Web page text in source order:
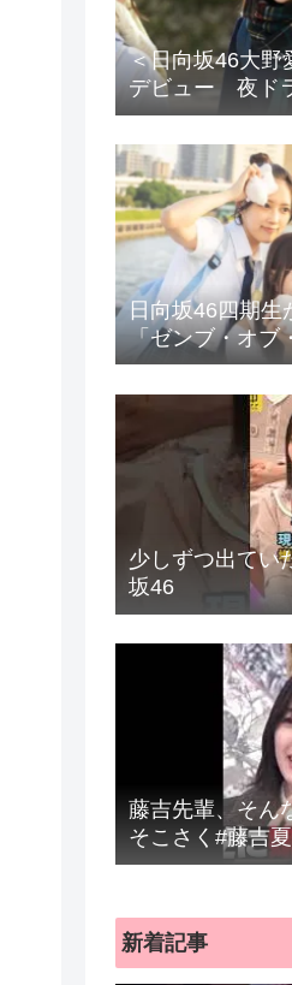
＜日向坂46大野
デビュー 夜ド
登場に「かわい
技上手じゃん！
日向坂46四期生
「ゼンブ・オブ
で配信
少しずつ出て
坂46
藤吉先輩、そん
そこさく#藤吉
新着記事